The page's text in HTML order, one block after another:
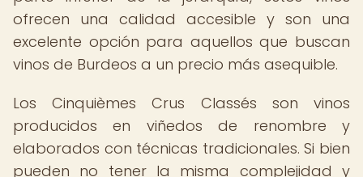
ofrecen una calidad accesible y son una
excelente opción para aquellos que buscan
vinos de Burdeos a un precio más asequible.
Los Cinquièmes Crus Classés son vinos
producidos en viñedos de renombre y
elaborados con técnicas tradicionales. Si bien
pueden no tener la misma complejidad y